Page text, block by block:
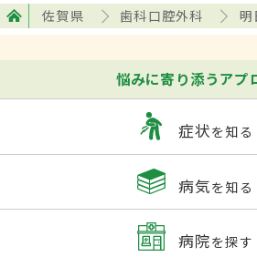
佐賀県 歯科口腔外科 明
悩みに寄り添うアプ
症状を知る
病気を知る
病院を探す